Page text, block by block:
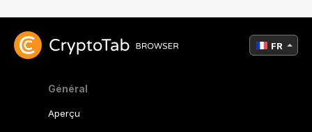
Général
Aperçu
FR